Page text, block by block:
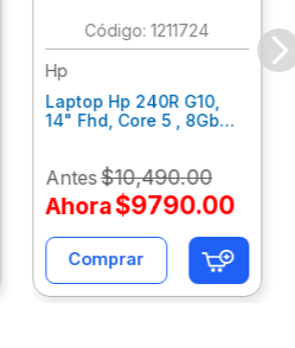
:1211724
Hp
Laptop Hp 240R G10,
14" Fhd, Core 5 , 8Gb
Antes$10,490.00
Ahora$9790.00
Comprar